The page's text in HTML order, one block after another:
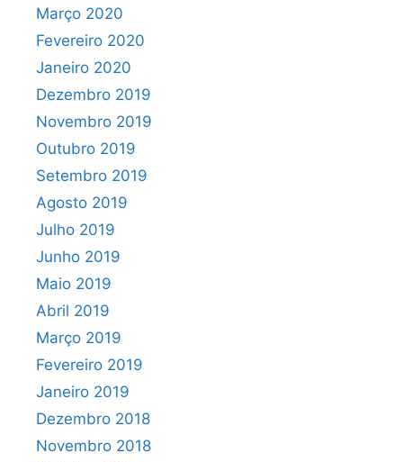
Março 2020
Fevereiro 2020
Janeiro 2020
Dezembro 2019
Novembro 2019
Outubro 2019
Setembro 2019
Agosto 2019
Julho 2019
Junho 2019
Maio 2019
Abril 2019
Março 2019
Fevereiro 2019
Janeiro 2019
Dezembro 2018
Novembro 2018